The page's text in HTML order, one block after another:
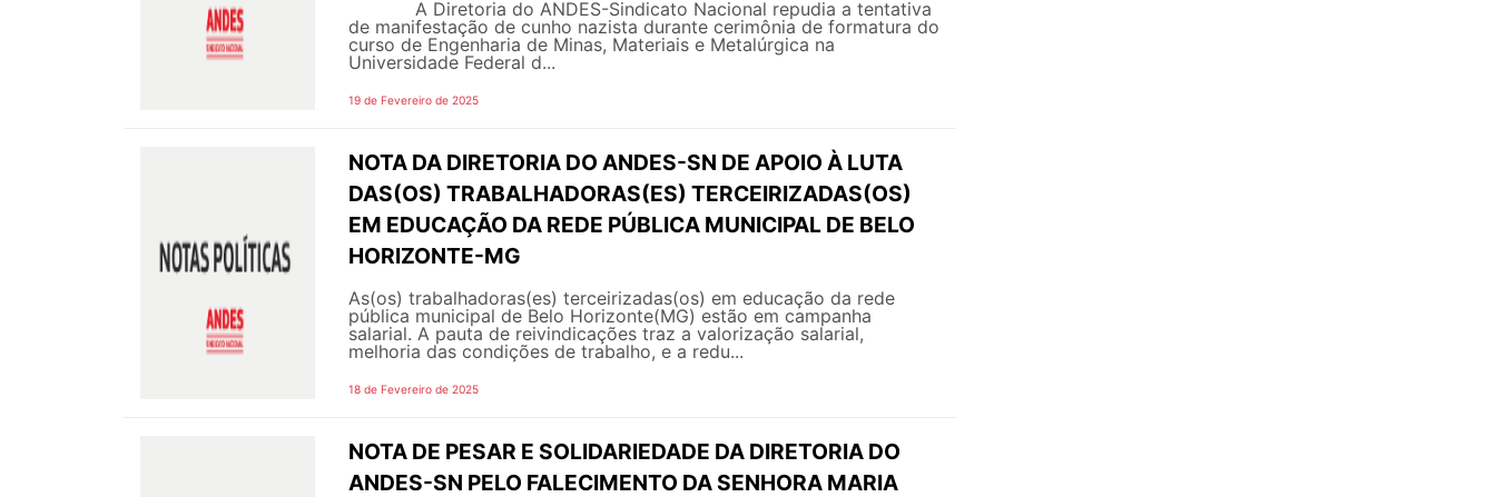
A Diretoria do ANDES-Sindicato Nacional repudia a tentativa
de manifestação de cunho nazista durante cerimônia de formatura do
curso de Engenharia de Minas, Materiais e Metalúrgica na
Universidade Federal d...
19 de Fevereiro de 2025
NOTA DA DIRETORIA DO ANDES-SN DE APOIO À LUTA
DAS(OS) TRABALHADORAS(ES) TERCEIRIZADAS(OS)
EM EDUCAÇÃO DA REDE PÚBLICA MUNICIPAL DE BELO
HORIZONTE-MG
As(os) trabalhadoras(es) terceirizadas(os) em educação da rede
pública municipal de Belo Horizonte(MG) estão em campanha
salarial. A pauta de reivindicações traz a valorização salarial,
melhoria das condições de trabalho, e a redu...
18 de Fevereiro de 2025
NOTA DE PESAR E SOLIDARIEDADE DA DIRETORIA DO
ANDES-SN PELO FALECIMENTO DA SENHORA MARIA